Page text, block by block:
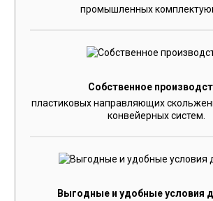
промышленных
Собственное
пластиковых направляющих
конвейерных систем.
Выгодные и удобные условия